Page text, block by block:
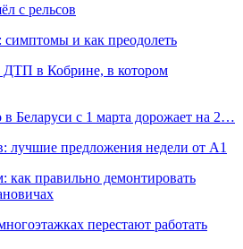
с рельсов
и как преодолеть
ДТП в Кобрине, в котором
Беларуси с 1 марта дорожает на 2…
лучшие предложения недели от А1
как правильно демонтировать
перестают работать